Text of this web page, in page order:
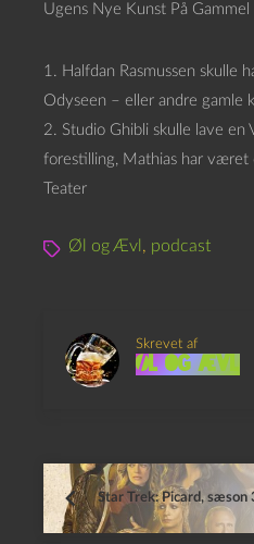
Ugens Nye Kunst På
1. Halfdan Rasmussen skulle
Odyseen – eller andre gamle
2. Studio Ghibli skulle lave en
forestilling, Mathias har været
Teater
Øl og Ævl , podcast
Skrevet af
Øl og Ævl
Star Trek: Picard, sæson